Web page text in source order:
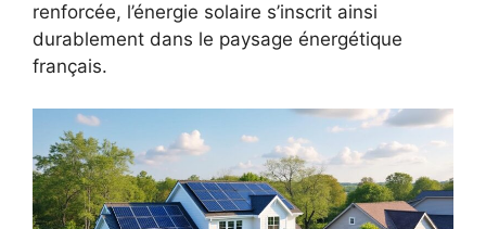
renforcée, l’énergie solaire s’inscrit ainsi
durablement dans le paysage énergétique
français.